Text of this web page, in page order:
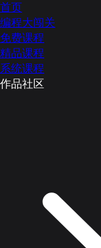
首页
编程大闯关
免费课程
精品课程
系统课程
作品社区